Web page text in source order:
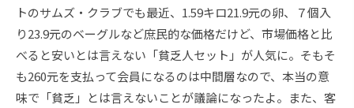
トのサムズ・クラブでも最近、1.59キロ21.9元の卵、７個入
り23.9元のベーグルなど庶民的な価格だけど、市場価格と比
べると安いとは言えない「貧乏人セット」が人気に。そもそ
も260元を支払って会員になるのは中間層なので、本当の意
味で「貧乏」とは言えないことが議論になったよ。また、客